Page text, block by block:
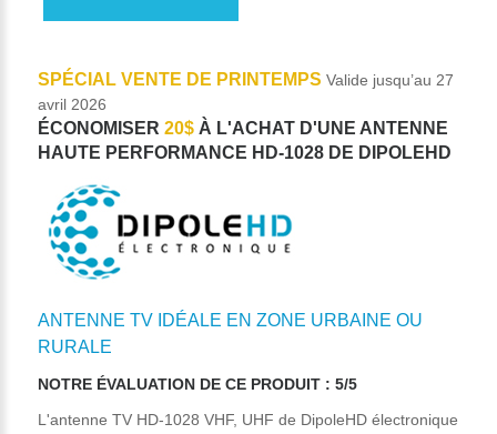
SPÉCIAL VENTE DE PRINTEMPS Valide jusqu’au 27
avril 2026
ÉCONOMISER 20$À L'ACHAT D'UNE ANTENNE
HAUTE PERFORMANCE HD-1028 DE DIPOLEHD
ANTENNE TV IDÉALE EN ZONE URBAINE OU
RURALE
NOTRE ÉVALUATION DE CE PRODUIT : 5/5
L'antenne TV HD-1028 VHF, UHF de DipoleHD électronique